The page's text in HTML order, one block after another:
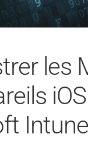
les
Intune